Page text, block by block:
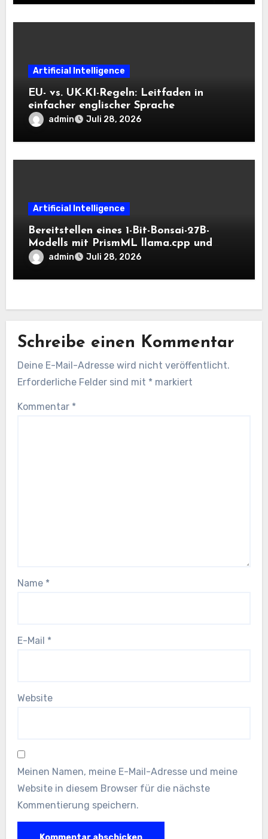
Artificial Intelligence
EU- vs. UK-KI-Regeln: Leitfaden in
einfacher englischer Sprache
admin Juli 28, 2026
Artificial Intelligence
Bereitstellen eines 1-Bit-Bonsai-27B-
Modells mit PrismML llama.cpp und
OpenAI-kompatiblen lokalen Inferenz-
admin Juli 28, 2026
Schreibe einen Kommentar
Deine E-Mail-Adresse wird nicht veröffentlicht.
Erforderliche Felder sind mit * markiert
Kommentar *
Name *
E-Mail *
Website
Meinen Namen, meine E-Mail-Adresse und meine
Website in diesem Browser für die nächste
Kommentierung speichern.